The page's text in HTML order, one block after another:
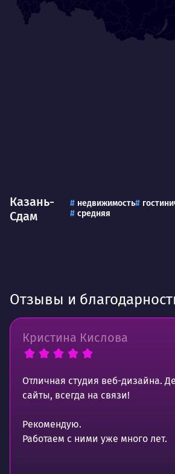
Казань-
Сдам
недвижимость
средняя
Отзывы и
Кристина Кислова
Отличная студия веб-дизайна.
сайты, всегда на связи!
Рекомендую.
Работаем с ними уже много лет.